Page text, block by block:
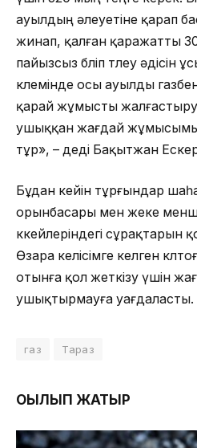
ауылдың әлеуетіне қарап
жинап, қалған қаражатты
пайызсыз бөліп төлеу әдісін
көлемінде осы ауылды
қарай жұмысты
ушыққан жағдай
тұр», – деді Бақытжан
Бұдан кейін тұрғындар
орынбасары мен жеке
көкейлеріндегі сұрақтарын
Өзара келісімге келген
отынға қол жеткізу үшін
ушықтырмауға уағдаласты.
газ Тараз
ОҚЫЛЫП ЖАТЫР